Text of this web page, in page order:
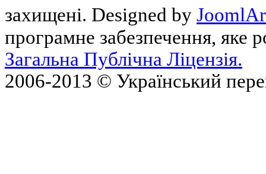
захищені. Designed by
програмне забезпечення, яке
Загальна Публічна Ліцензія.
2006-2013 © Український